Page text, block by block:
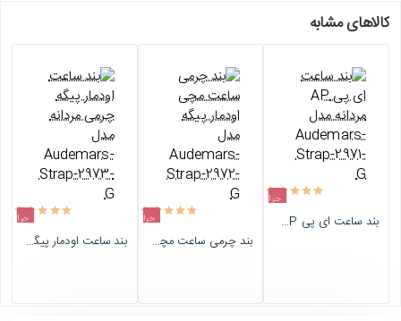
کالاهای مشابه
حراج
اتمام موجودی
بند ساعت ای پی AP مردانه مدل Audemars-Strap-2971-G
حراج
اتمام موجودی
بند چرمی ساعت مچی اودمار پیگه مدل Audemars-Strap-2972-G
حراج
اتمام موجودی
بند ساعت اودمار پیگه چرمی مردانه مدل Audemars-Strap-2973-G